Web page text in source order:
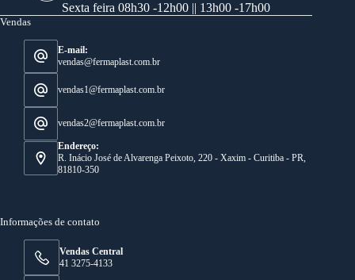
Sexta feira 08h30 -12h00 || 13h00 -17h00
Vendas
E-mail:
vendas@fermaplast.com.br
vendas1@fermaplast.com.br
vendas2@fermaplast.com.br
Endereço:
R. Inácio José de Alvarenga Peixoto, 220 - Xaxim - Curitiba - PR,
81810-350
Informações de contato
Vendas Central
41 3275-4133